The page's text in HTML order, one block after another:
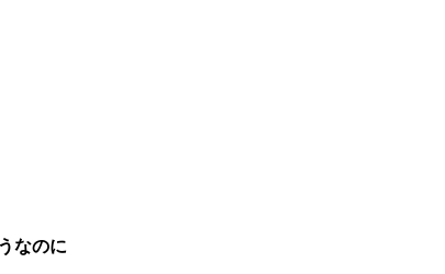
なのに